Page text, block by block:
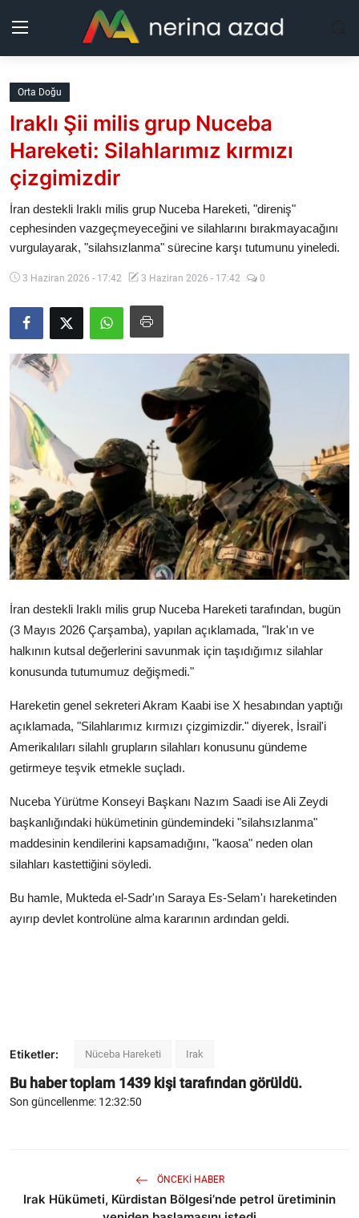
Kurdistan
Bölgeler
Yaşam
Güncel
Analiz
Galeri
Video
Yazarlar
Arşiv
İletişim
Türkçe Kurdi
Orta Doğu
Iraklı Şii milis grup Nuceba
Hareketi: Silahlarımız kırmızı
çizgimizdir
İran destekli Iraklı milis grup Nuceba Hareketi, "direniş"
cephesinden vazgeçmeyeceğini ve silahlarını bırakmayacağını
vurgulayarak, "silahsızlanma" sürecine karşı tutumunu yineledi.
3 Haziran 2026 - 17:42 3 Haziran 2026 - 17:42 0
İran destekli Iraklı milis grup Nuceba Hareketi tarafından, bugün
(3 Mayıs 2026 Çarşamba), yapılan açıklamada, "Irak'ın ve
halkının kutsal değerlerini savunmak için taşıdığımız silahlar
konusunda tutumumuz değişmedi."
Hareketin genel sekreteri Akram Kaabi ise X hesabından yaptığı
açıklamada, "Silahlarımız kırmızı çizgimizdir." diyerek, İsrail'i
Amerikalıları silahlı grupların silahları konusunu gündeme
getirmeye teşvik etmekle suçladı.
Nuceba Yürütme Konseyi Başkanı Nazım Saadi ise Ali Zeydi
başkanlığındaki hükümetinin gündemindeki "silahsızlanma"
maddesinin kendilerini kapsamadığını, "kaosa" neden olan
silahları kastettiğini söyledi.
Bu hamle, Mukteda el-Sadr'ın Saraya Es-Selam'ı hareketinden
ayırıp devlet kontrolüne alma kararının ardından geldi.
Etiketler: Nüceba Hareketi Irak
Bu haber toplam 1439 kişi tarafından görüldü.
Son güncellenme: 12:32:50
ÖNCEKI HABER
Irak Hükümeti, Kürdistan Bölgesi’nde petrol üretiminin